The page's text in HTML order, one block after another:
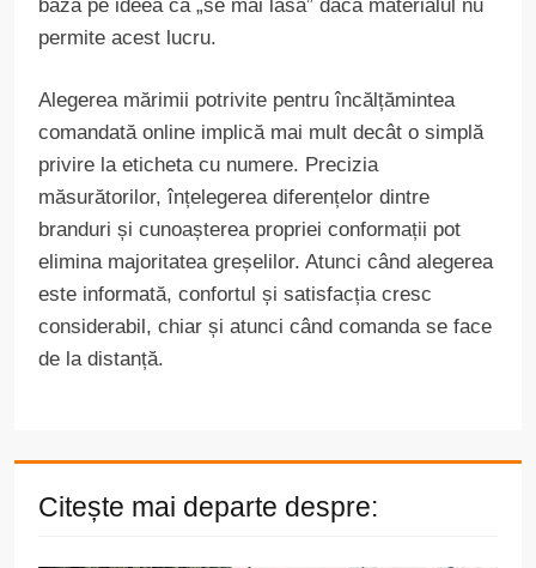
baza pe ideea că „se mai lasă” dacă materialul nu
permite acest lucru.
Alegerea mărimii potrivite pentru încălțămintea
comandată online implică mai mult decât o simplă
privire la eticheta cu numere. Precizia
măsurătorilor, înțelegerea diferențelor dintre
branduri și cunoașterea propriei conformații pot
elimina majoritatea greșelilor. Atunci când alegerea
este informată, confortul și satisfacția cresc
considerabil, chiar și atunci când comanda se face
de la distanță.
Citește mai departe despre: